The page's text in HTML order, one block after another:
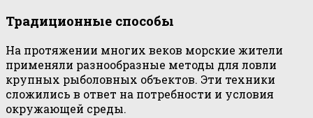
Традиционные способы
На протяжении многих веков морские жители
применяли разнообразные методы для ловли
крупных рыболовных объектов. Эти техники
сложились в ответ на потребности и условия
окружающей среды.